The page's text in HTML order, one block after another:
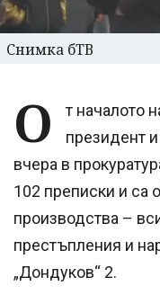
Снимка бТВ
О
т началото
президент
вчера в
102 преписки и са
производства –
престъпления и
„Дондуков“ 2.